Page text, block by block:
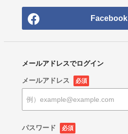
Facebook
メールアドレスでログイン
メールアドレス 必須
パスワード 必須